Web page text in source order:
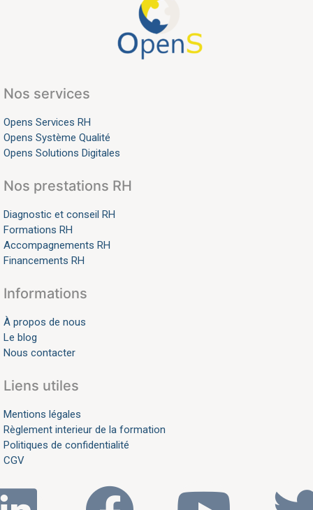
Nos services
Opens Services RH
Opens Système Qualité
Opens Solutions Digitales
Nos prestations RH
Diagnostic et conseil RH
Formations RH
Accompagnements RH
Financements RH
Informations
À propos de nous
Le blog
Nous contacter
Liens utiles
Mentions légales
Règlement interieur de la formation
Politiques de confidentialité
CGV